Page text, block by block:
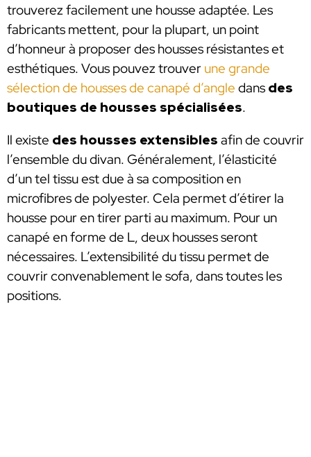
trouverez facilement une housse adaptée. Les
fabricants mettent, pour la plupart, un point
d’honneur à proposer des housses résistantes et
esthétiques. Vous pouvez trouver une grande
sélection de housses de canapé d’angle dans des
boutiques de housses spécialisées.
Il existe des housses extensibles afin de couvrir
l’ensemble du divan. Généralement, l’élasticité
d’un tel tissu est due à sa composition en
microfibres de polyester. Cela permet d’étirer la
housse pour en tirer parti au maximum. Pour un
canapé en forme de L, deux housses seront
nécessaires. L’extensibilité du tissu permet de
couvrir convenablement le sofa, dans toutes les
positions.